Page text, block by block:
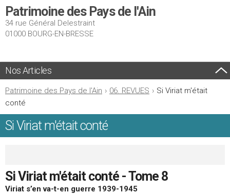
Patrimoine des Pays de l'Ain
34 rue Général Delestraint
01000 BOURG-EN-BRESSE
Nos Articles
Patrimoine des Pays de l'Ain › 06. REVUES › Si Viriat m'était
conté
Si Viriat m'était conté
Si Viriat m'était conté - Tome 8
Viriat s’en va-t-en guerre 1939-1945